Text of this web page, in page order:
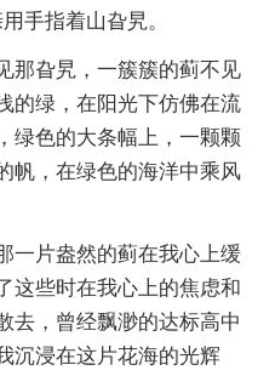
手指着山旮旯。
那旮旯，一簇簇的蓟不见
的绿，在阳光下仿佛在流
绿色的大条幅上，一颗颗
帆，在绿色的海洋中乘风
一片盎然的蓟在我心上缓
这些时在我心上的焦虑和
去，曾经飘渺的达标高中
沉浸在这片花海的光辉